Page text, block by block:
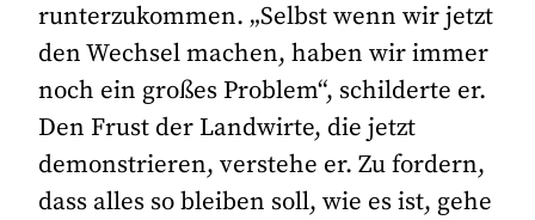
runterzukommen. „Selbst wenn wir jetzt
den Wechsel machen, haben wir immer
noch ein großes Problem“, schilderte er.
Den Frust der Landwirte, die jetzt
demonstrieren, verstehe er. Zu fordern,
dass alles so bleiben soll, wie es ist, gehe